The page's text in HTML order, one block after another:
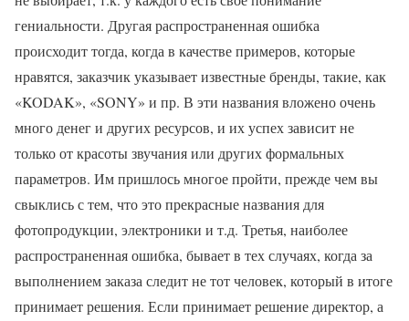
гениальности. Другая распространенная ошибка
происходит тогда, когда в качестве примеров, которые
нравятся, заказчик указывает известные бренды, такие, как
«KODAK», «SONY» и пр. В эти названия вложено очень
много денег и других ресурсов, и их успех зависит не
только от красоты звучания или других формальных
параметров. Им пришлось многое пройти, прежде чем вы
свыклись с тем, что это прекрасные названия для
фотопродукции, электроники и т.д. Третья, наиболее
распространенная ошибка, бывает в тех случаях, когда за
выполнением заказа следит не тот человек, который в итоге
принимает решения. Если принимает решение директор, а